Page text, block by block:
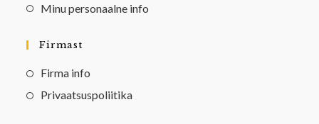
Minu personaalne info
Firmast
Firma info
Privaatsuspoliitika